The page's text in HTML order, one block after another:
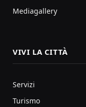
Mediagallery
VIVI LA CITTÀ
Servizi
Turismo